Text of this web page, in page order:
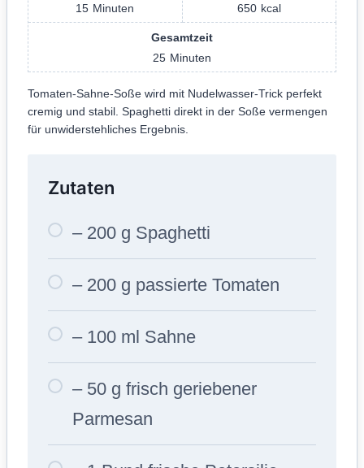
15 Minuten
650 kcal
Gesamtzeit
25 Minuten
Tomaten-Sahne-Soße wird mit Nudelwasser-Trick perfekt
cremig und stabil. Spaghetti direkt in der Soße vermengen
für unwiderstehliches Ergebnis.
Zutaten
– 200 g Spaghetti
– 200 g passierte Tomaten
– 100 ml Sahne
– 50 g frisch geriebener
Parmesan